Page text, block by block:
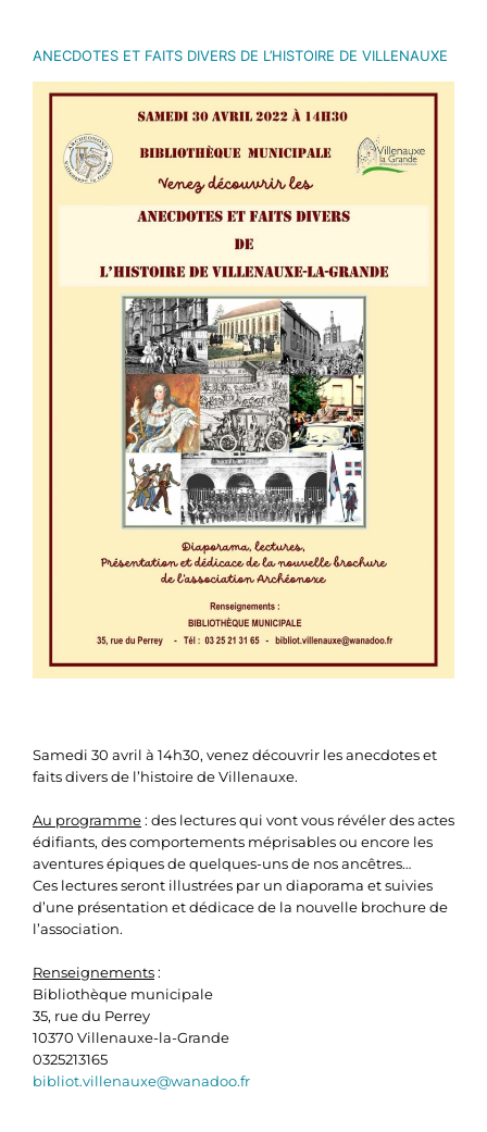
ANECDOTES ET FAITS DIVERS DE L’HISTOIRE DE VILLENAUXE
Samedi 30 avril à 14h30, venez découvrir les anecdotes et
faits divers de l’histoire de Villenauxe.
Au programme: des lectures qui vont vous révéler des actes
édifiants, des comportements méprisables ou encore les
aventures épiques de quelques-uns de nos ancêtres…
Ces lectures seront illustrées par un diaporama et suivies
d’une présentation et dédicace de la nouvelle brochure de
l’association.
Renseignements:
Bibliothèque municipale
35, rue du Perrey
10370 Villenauxe-la-Grande
0325213165
bibliot.villenauxe@wanadoo.fr